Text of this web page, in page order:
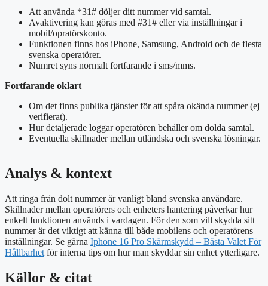
Att använda *31# döljer ditt nummer vid samtal.
Avaktivering kan göras med #31# eller via inställningar i
mobil/opratörskonto.
Funktionen finns hos iPhone, Samsung, Android och de flesta
svenska operatörer.
Numret syns normalt fortfarande i sms/mms.
Fortfarande oklart
Om det finns publika tjänster för att spåra okända nummer (ej
verifierat).
Hur detaljerade loggar operatören behåller om dolda samtal.
Eventuella skillnader mellan utländska och svenska lösningar.
Analys & kontext
Att ringa från dolt nummer är vanligt bland svenska användare.
Skillnader mellan operatörers och enheters hantering påverkar hur
enkelt funktionen används i vardagen. För den som vill skydda sitt
nummer är det viktigt att känna till både mobilens och operatörens
inställningar. Se gärna Iphone 16 Pro Skärmskydd – Bästa Valet För
Hållbarhet för interna tips om hur man skyddar sin enhet ytterligare.
Källor & citat